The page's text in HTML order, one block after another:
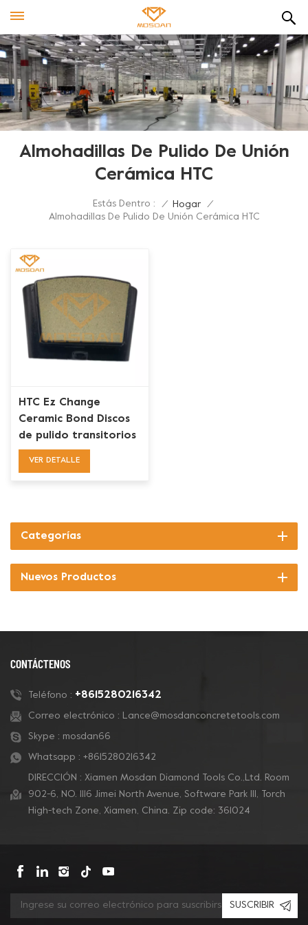
Almohadillas De Pulido De Unión
Cerámica HTC
Estás Dentro : / Hogar
/
Almohadillas De Pulido De Unión Cerámica HTC
HTC Ez Change
Ceramic Bond Discos
de pulido transitorios
Bloque de
VER DETALLE
Categorías
Nuevos Productos
CONTÁCTENOS
Teléfono : +8615280216342
Correo electrónico : Lance@mosdanconcretetools.com
Skype : mosdan66
Whatsapp : +8615280216342
DIRECCIÓN : Xiamen Mosdan Diamond Tools Co.,Ltd. Room
902-6, NO. 1116 Jimei North Avenue, Software Park Ill, Torch
High-tech Zone, Xiamen, China. Zip code: 361024
SUSCRIBIR